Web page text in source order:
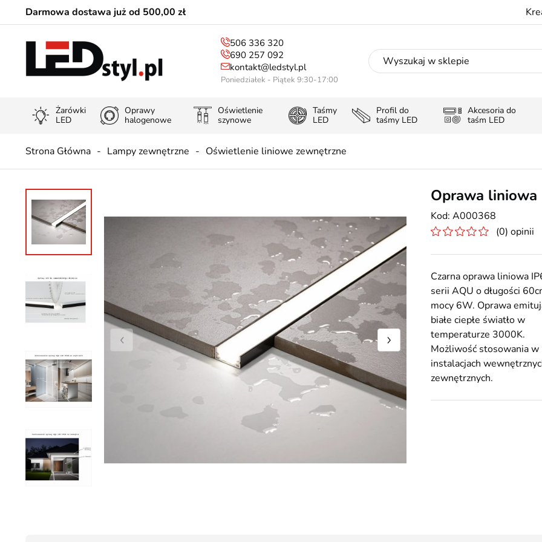
Darmowa dostawa już od 500,00 zł
506 336 320
690 257 092
kontakt@ledstyl.pl
Poniedziałek - Piątek 9:30-17:00
Żarówki
LED
Oprawy
halogenowe
Oświetlenie
szynowe
Taśmy
LED
Profil do
taśmy LED
Akcesoria do
taśm LED
Strona Główna Lampy zewnętrzne Oświetlenie liniowe zewnętrzne
Oprawa liniowa
A000368
(0) opinii
Czarna oprawa liniowa
serii AQU o długości
mocy 6W. Oprawa
białe ciepłe światło w
temperaturze 3000K.
Możliwość stosowania w
instalacjach
zewnętrznych.